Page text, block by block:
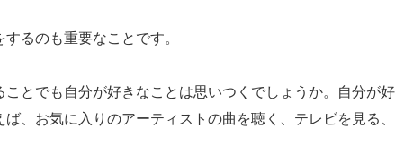
るのも重要なことです。
とでも自分が好きなことは思いつくでしょうか。自分が好
、お気に入りのアーティストの曲を聴く、テレビを見る、